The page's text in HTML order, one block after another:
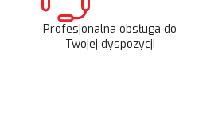
Profesjonalna obsługa do
Twojej dyspozycji